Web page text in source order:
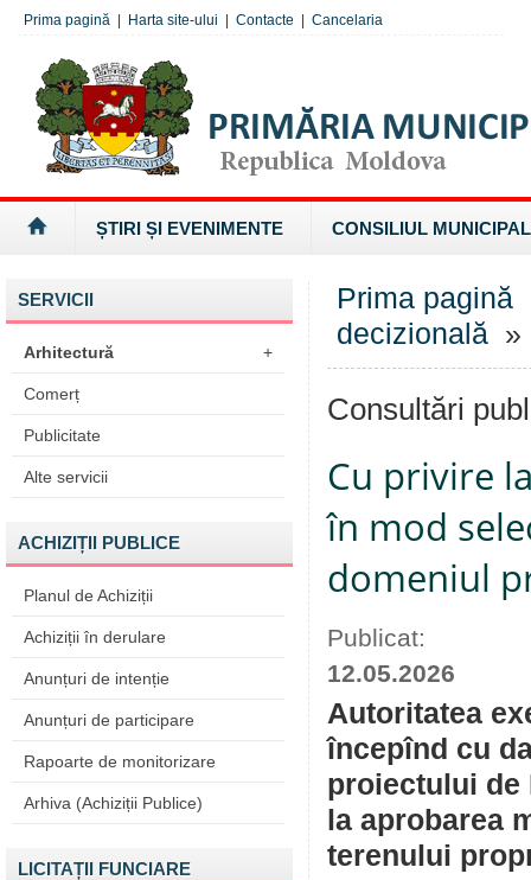
Prima pagină Harta site-ului Contacte Cancelaria
ȘTIRI ȘI EVENIMENTE CONSILIUL MUNICIPAL
SERVICII
Arhitectură +
Comerț
Publicitate
Alte servicii
ACHIZIȚII PUBLICE
Planul de Achiziții
Achiziții în derulare
Anunțuri de intenție
Anunțuri de participare
Rapoarte de monitorizare
Arhiva (Achiziții Publice)
LICITAȚII FUNCIARE
Prima pagină
decizională »
Consultări
Cu privire
în mod
domeniul
Publicat:
12.05.2026
Autoritatea
începînd cu
proiectului de
la aprobarea
terenului